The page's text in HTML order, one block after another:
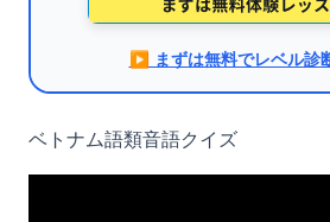
▶︎ まずは無料でレベル診
ベトナム語類音語クイズ